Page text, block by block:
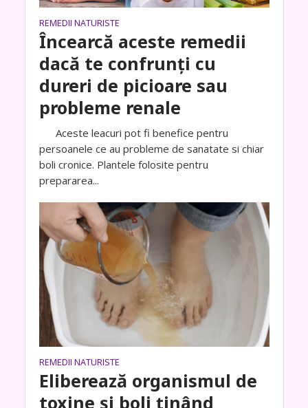
REMEDII NATURISTE
Încearcă aceste remedii
dacă te confrunți cu
dureri de picioare sau
probleme renale
Aceste leacuri pot fi benefice pentru
persoanele ce au probleme de sanatate si chiar
boli cronice. Plantele folosite pentru
prepararea...
REMEDII NATURISTE
Eliberează organismul de
toxine și boli ținând